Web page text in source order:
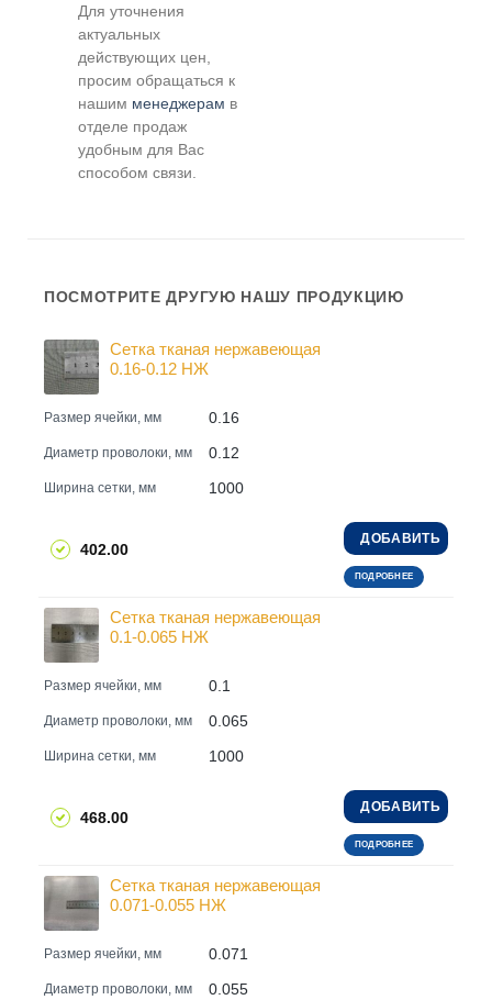
Для уточнения
актуальных
действующих цен,
просим обращаться к
нашим менеджерам в
отделе продаж
удобным для Вас
способом связи.
ПОСМОТРИТЕ ДРУГУЮ НАШУ ПРОДУКЦИЮ
Сетка тканая нержавеющая
0.16-0.12 НЖ
Размер ячейки, мм 0.16
Диаметр проволоки, мм 0.12
Ширина сетки, мм 1000
402.00
ДОБАВИТЬ
ПОДРОБНЕЕ
Сетка тканая нержавеющая
0.1-0.065 НЖ
Размер ячейки, мм 0.1
Диаметр проволоки, мм 0.065
Ширина сетки, мм 1000
468.00
ДОБАВИТЬ
ПОДРОБНЕЕ
Сетка тканая нержавеющая
0.071-0.055 НЖ
Размер ячейки, мм 0.071
Диаметр проволоки, мм 0.055